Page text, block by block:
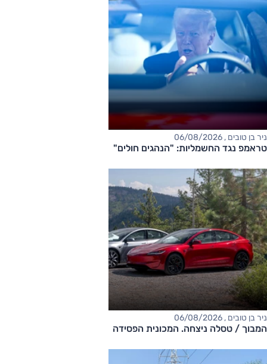
ניר בן טובים , 06/08/2026
טראמפ נגד החשמליות: "הנהגים חולים"
ניר בן טובים , 06/08/2026
המבוך / טסלה ניצחה. המכונית הפסידה